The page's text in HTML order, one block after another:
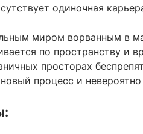
одиночная
миром ворванным в
по пространству и
просторах
процесс и